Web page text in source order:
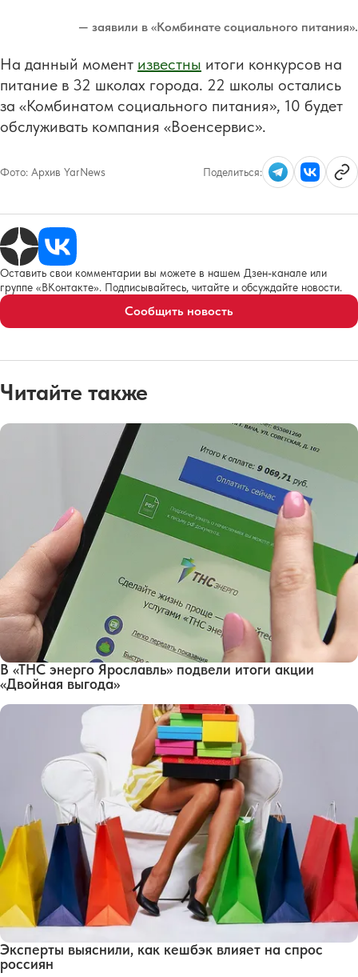
— заявили в «Комбинате социального питания».
На данный момент известны итоги конкурсов на
питание в 32 школах города. 22 школы остались
за «Комбинатом социального питания», 10 будет
обслуживать компания «Военсервис».
Фото: Архив YarNews Поделиться:
Оставить свои комментарии вы можете в нашем Дзен-канале или
группе «ВКонтакте». Подписывайтесь, читайте и обсуждайте новости.
Сообщить новость
Читайте также
В «ТНС энерго Ярославль» подвели итоги акции
«Двойная выгода»
Эксперты выяснили, как кешбэк влияет на спрос
россиян